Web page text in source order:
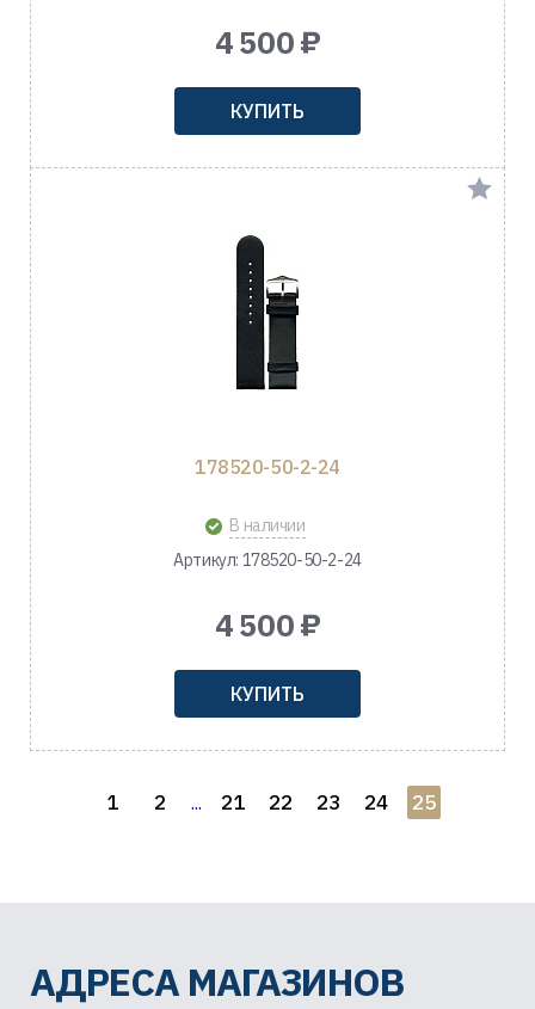
4 500 ₽
КУПИТЬ
178520-50-2-24
В наличии
Артикул: 178520-50-2-24
4 500 ₽
КУПИТЬ
1 2 ... 21 22 23 24 25
АДРЕСА МАГАЗИНОВ